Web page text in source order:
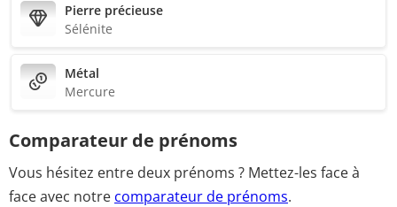
Pierre précieuse
Sélénite
Métal
Mercure
Comparateur de prénoms
Vous hésitez entre deux prénoms ? Mettez-les face à
face avec notre comparateur de prénoms.